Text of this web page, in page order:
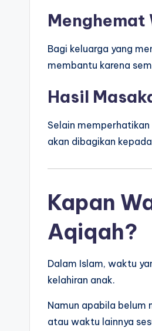
Menghemat
Bagi keluarga yang
membantu karena
Hasil
Selain
akan dibagikan
Kapan
Aqiqah?
Dalam Islam, waktu
kelahiran anak.
Namun apabila belum
atau waktu lainnya